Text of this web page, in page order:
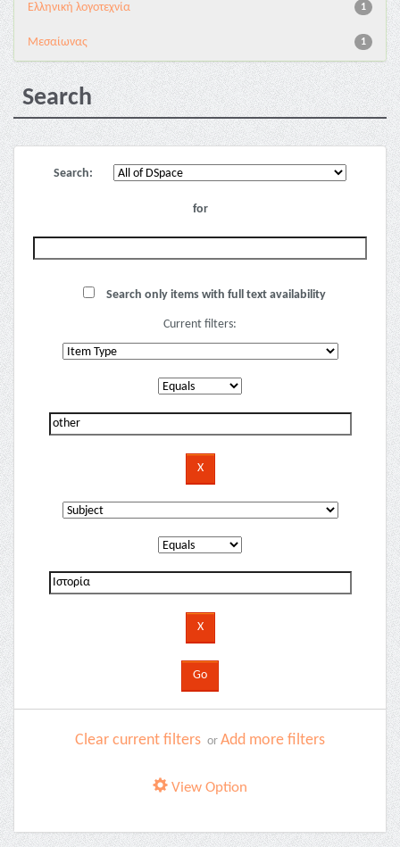
1
Ελληνική λογοτεχνία
1
Μεσαίωνας
Search
Search:
for
Search only items with full text availability
Current filters:
Clear current filters or Add more filters
View Option